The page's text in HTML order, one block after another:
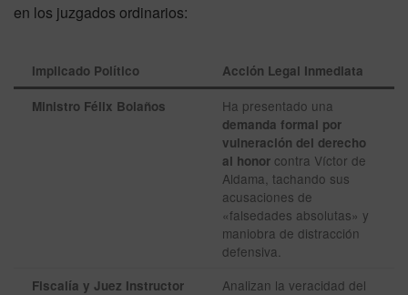
en los juzgados ordinarios:
Implicado Político Acción Legal Inmediata
Ministro Félix Bolaños Ha presentado una
demanda formal por
vulneración del derecho
al honor contra Víctor de
Aldama, tachando sus
acusaciones de
«falsedades absolutas» y
maniobra de distracción
defensiva.
Fiscalía y Juez Instructor
Analizan la veracidad del